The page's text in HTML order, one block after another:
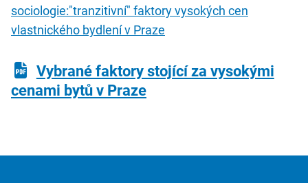
sociologie:"tranzitivní" faktory vysokých cen
vlastnického bydlení v Praze
Vybrané faktory stojící za vysokými
cenami bytů v Praze